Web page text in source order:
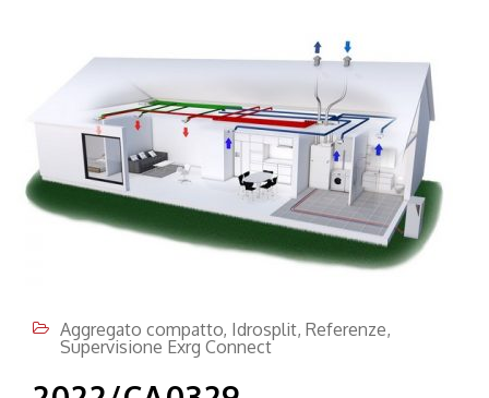
Aggregato compatto, Idrosplit, Referenze,
Supervisione Exrg Connect